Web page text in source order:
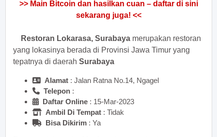
>> Main Bitcoin dan hasilkan cuan – daftar di sini
sekarang juga! <<
Restoran Lokarasa, Surabaya merupakan restoran
yang lokasinya berada di Provinsi Jawa Timur yang
tepatnya di daerah Surabaya
Alamat : Jalan Ratna No.14, Ngagel
Telepon :
Daftar Online : 15-Mar-2023
Ambil Di Tempat : Tidak
Bisa Dikirim : Ya